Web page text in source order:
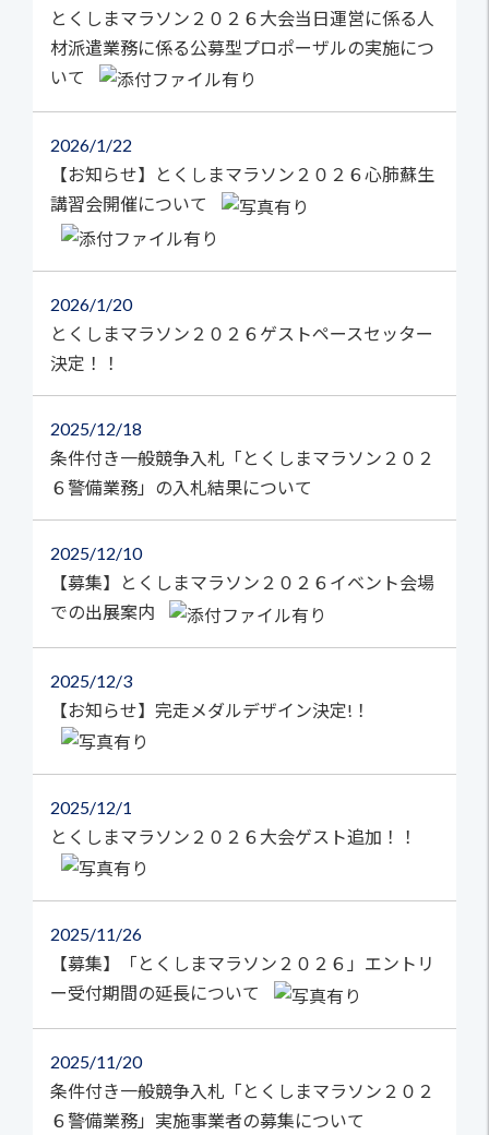
とくしまマラソン２０２６大会当日運営に係る人
材派遣業務に係る公募型プロポーザルの実施につ
いて
2026 1/22
【お知らせ】とくしまマラソン２０２６心肺蘇生
講習会開催について
2026 1/20
とくしまマラソン２０２６ゲストペースセッター
決定！！
2025 12/18
条件付き一般競争入札「とくしまマラソン２０２
６警備業務」の入札結果について
2025 12/10
【募集】とくしまマラソン２０２６イベント会場
での出展案内
2025 12/3
【お知らせ】完走メダルデザイン決定!！
2025 12/1
とくしまマラソン２０２６大会ゲスト追加！！
2025 11/26
【募集】「とくしまマラソン２０２６」エントリ
ー受付期間の延長について
2025 11/20
条件付き一般競争入札「とくしまマラソン２０２
６警備業務」実施事業者の募集について